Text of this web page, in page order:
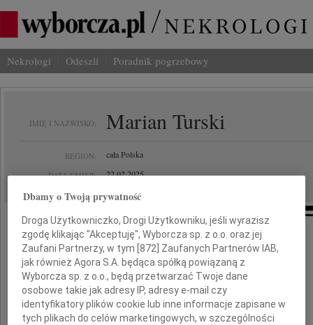
Nekrologi Odeszli Poradnik pogrzebowy
IMIĘ I NAZWISKO: Marian Turski
REGION: cała Polska
DATA EMISJI: 22.02.2025
Z głębokim smutkiem żegnamy
Dbamy o Twoją prywatność
Droga Użytkowniczko, Drogi Użytkowniku, jeśli wyrazisz
zgodę klikając "Akceptuję", Wyborcza sp. z o.o. oraz jej
Zaufani Partnerzy, w tym [872] Zaufanych Partnerów IAB,
jak również Agora S.A. będąca spółką powiązaną z
Wyborcza sp. z o.o., będą przetwarzać Twoje dane
osobowe takie jak adresy IP, adresy e-mail czy
identyfikatory plików cookie lub inne informacje zapisane w
tych plikach do celów marketingowych, w szczególności